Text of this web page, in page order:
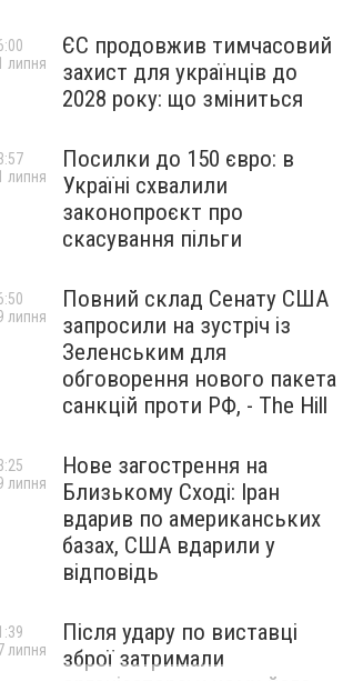
ЄС продовжив тимчасовий
захист для українців до
2028 року: що зміниться
липня
Посилки до 150 євро: в
Україні схвалили
законопроєкт про
скасування пільги
липня
Повний склад Сенату США
запросили на зустріч із
Зеленським для
обговорення нового пакета
санкцій проти РФ, - The Hill
липня
Нове загострення на
Близькому Сході: Іран
вдарив по американських
базах, США вдарили у
відповідь
липня
Після удару по виставці
зброї затримали
липня